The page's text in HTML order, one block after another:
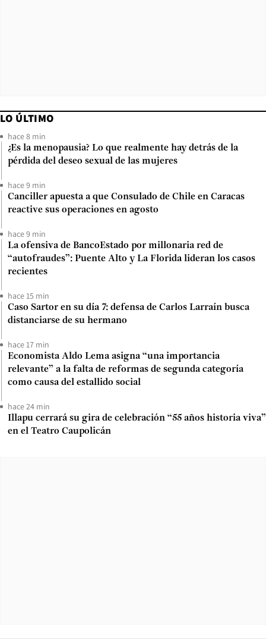
LO ÚLTIMO
hace 8 min
¿Es la menopausia? Lo que realmente hay detrás de la
pérdida del deseo sexual de las mujeres
hace 9 min
Canciller apuesta a que Consulado de Chile en Caracas
reactive sus operaciones en agosto
hace 9 min
La ofensiva de BancoEstado por millonaria red de
“autofraudes”: Puente Alto y La Florida lideran los casos
recientes
hace 15 min
Caso Sartor en su día 7: defensa de Carlos Larraín busca
distanciarse de su hermano
hace 17 min
Economista Aldo Lema asigna “una importancia
relevante” a la falta de reformas de segunda categoría
como causa del estallido social
hace 24 min
Illapu cerrará su gira de celebración “55 años historia viva”
en el Teatro Caupolicán